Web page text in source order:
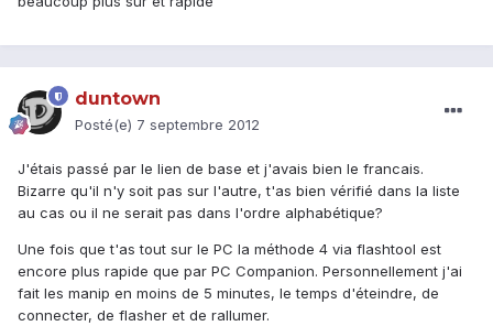
duntown
Posté(e) 7 septembre 2012
J'étais passé par le lien de base et j'avais bien le francais.
Bizarre qu'il n'y soit pas sur l'autre, t'as bien vérifié dans la liste
au cas ou il ne serait pas dans l'ordre alphabétique?
Une fois que t'as tout sur le PC la méthode 4 via flashtool est
encore plus rapide que par PC Companion. Personnellement j'ai
fait les manip en moins de 5 minutes, le temps d'éteindre, de
connecter, de flasher et de rallumer.